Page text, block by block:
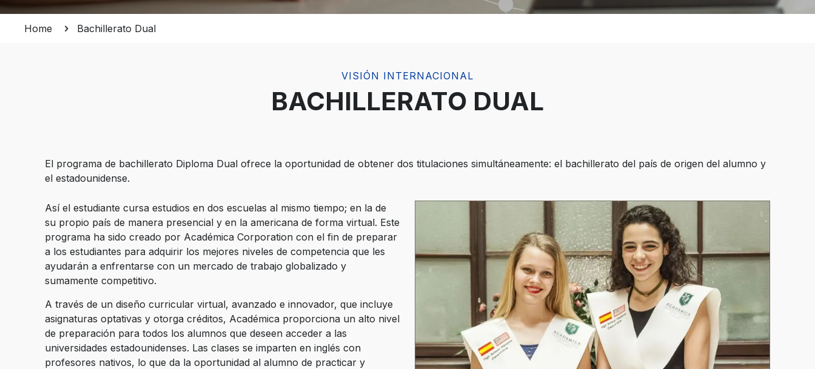
Home Bachillerato Dual
VISIÓN INTERNACIONAL
BACHILLERATO DUAL
El programa de bachillerato Diploma Dual ofrece la oportunidad de obtener dos titulaciones simultáneamente: el bachillerato del país de origen del alumno y
el estadounidense.
Así el estudiante cursa estudios en dos escuelas al mismo tiempo; en la de
su propio país de manera presencial y en la americana de forma virtual. Este
programa ha sido creado por Académica Corporation con el fin de preparar
a los estudiantes para adquirir los mejores niveles de competencia que les
ayudarán a enfrentarse con un mercado de trabajo globalizado y
sumamente competitivo.
A través de un diseño curricular virtual, avanzado e innovador, que incluye
asignaturas optativas y otorga créditos, Académica proporciona un alto nivel
de preparación para todos los alumnos que deseen acceder a las
universidades estadounidenses. Las clases se imparten en inglés con
profesores nativos, lo que da la oportunidad al alumno de practicar y